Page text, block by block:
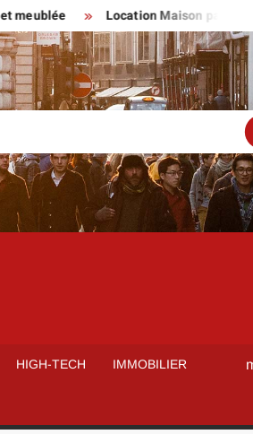
Location Maison particulier
HIGH-TECH IMMOBILIER